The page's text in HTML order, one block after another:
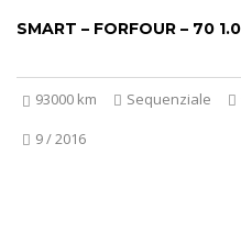
93000 km Sequenziale
9 / 2016